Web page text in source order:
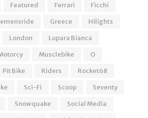
Featured Ferrari
Ficchi
Greece
Hilights
London
Lupara Bianca
Musclebike
O
Pit Bike Riders
Rocket68
Sci-Fi Scoop
Seventy
Snowquake
Social Media